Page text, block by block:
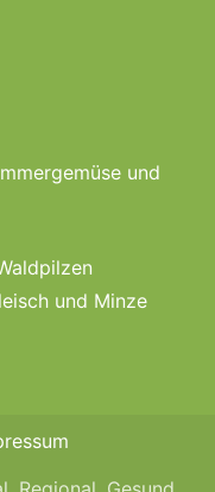
und
und Minze